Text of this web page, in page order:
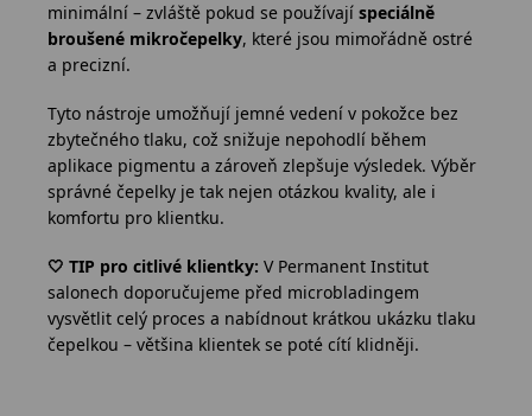
minimální – zvláště pokud se používají speciálně
broušené mikročepelky, které jsou mimořádně ostré
a precizní.
Tyto nástroje umožňují jemné vedení v pokožce bez
zbytečného tlaku, což snižuje nepohodlí během
aplikace pigmentu a zároveň zlepšuje výsledek. Výběr
správné čepelky je tak nejen otázkou kvality, ale i
komfortu pro klientku.
🤍 TIP pro citlivé klientky: V Permanent Institut
salonech doporučujeme před microbladingem
vysvětlit celý proces a nabídnout krátkou ukázku tlaku
čepelkou – většina klientek se poté cítí klidněji.